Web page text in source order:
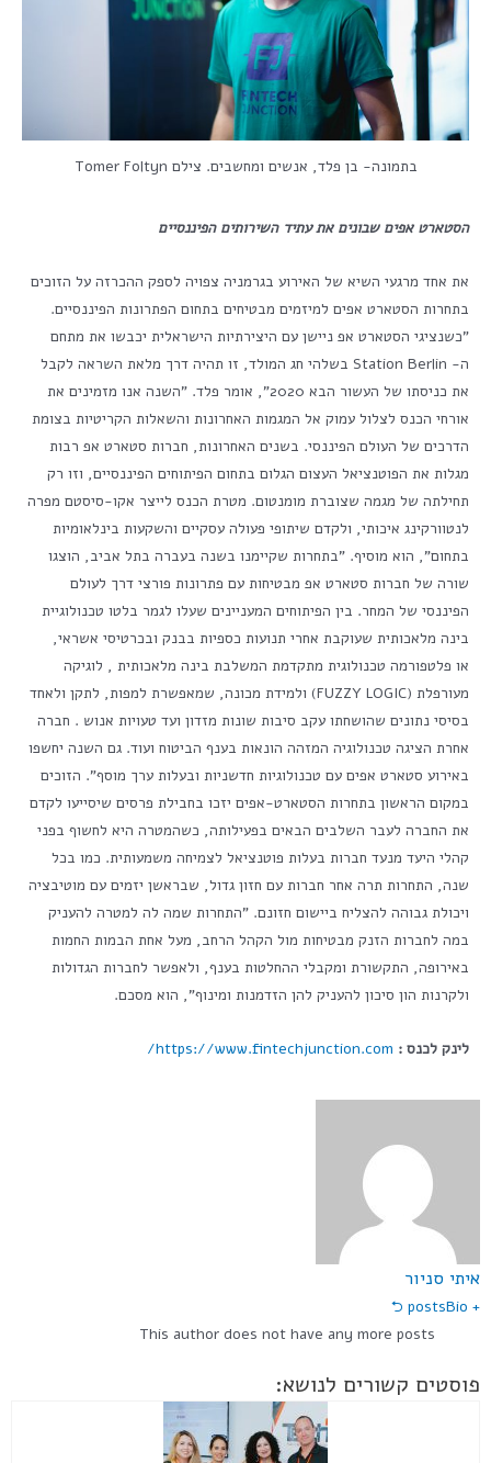
בתמונה- בן פלד, אנשים ומחשבים. צילם Tomer Foltyn
הסטארט אפים שבונים את עתיד השירותים הפיננסיים
את אחד מרגעי השיא של האירוע בגרמניה צפויה לספק ההכרזה על הזוכים
בתחרות הסטארט אפים למיזמים מבטיחים בתחום הפתרונות הפיננסיים.
"כשנציגי הסטארט אפ ניישן עם היצירתיות הישראלית יכבשו את מתחם
ה- Station Berlin בשלהי חג המולד, זו תהיה דרך מלאת השראה לקבל
את כניסתו של העשור הבא 2020", אומר פלד. "השנה אנו מזמינים את
אורחי הכנס לצלול עמוק אל המגמות האחרונות והשאלות הקריטיות בצומת
הדרכים של העולם הפיננסי. בשנים האחרונות, חברות סטארט אפ רבות
מגלות את הפוטנציאל העצום הגלום בתחום הפיתוחים הפיננסיים, וזו רק
תחילתה של מגמה שצוברת מומנטום. מטרת הכנס לייצר אקו-סיסטם מפרה
לנטוורקינג איכותי, ולקדם שיתופי פעולה עסקיים והשקעות בינלאומיות
בתחום", הוא מוסיף. "בתחרות שקיימנו בשנה בעברה בתל אביב, הוצגו
שורה של חברות סטארט אפ מבטיחות עם פתרונות פורצי דרך לעולם
הפיננסי של המחר. בין הפיתוחים המעניינים שעלו לגמר בלטו טכנולוגיית
בינה מלאכותית שעוקבת אחרי תנועות כספיות בבנק ובכרטיסי אשראי,
או פלטפורמה טכנולוגית מתקדמת המשלבת בינה מלאכותית , לוגיקה
מעורפלת (FUZZY LOGIC) ולמידת מכונה, שמאפשרת למפות, לתקן ולאחד
בסיסי נתונים שהושחתו עקב סיבות שונות מזדון ועד טעויות אנוש . חברה
אחרת הציגה טכנולוגיה המזהה הונאות בענף הביטוח ועוד. גם השנה יחשפו
באירוע סטארט אפים עם טכנולוגיות חדשניות ובעלות ערך מוסף". הזוכים
במקום הראשון בתחרות הסטארט-אפים יזכו בחבילת פרסים שיסייעו לקדם
את החברה לעבר השלבים הבאים בפעילותה, כשהמטרה היא לחשוף בפני
קהלי היעד מנעד חברות בעלות פוטנציאל לצמיחה משמעותית. כמו בכל
שנה, התחרות תרה אחר חברות עם חזון גדול, שבראשן יזמים עם מוטיבציה
ויכולת גבוהה להצליח ביישום חזונם. "התחרות שמה לה למטרה להעניק
במה לחברות הזנק מבטיחות מול הקהל הרחב, מעל אחת הבמות החמות
באירופה, התקשורת ומקבלי ההחלטות בענף, ולאפשר לחברות הגדולות
ולקרנות הון סיכון להעניק להן הזדמנות ומינוף", הוא מסכם.
לינק לכנס : https://www.fintechjunction.com/
איתי סניור
+ posts
Bio ⮌
This author does not have any more posts
פוסטים קשורים לנושא: